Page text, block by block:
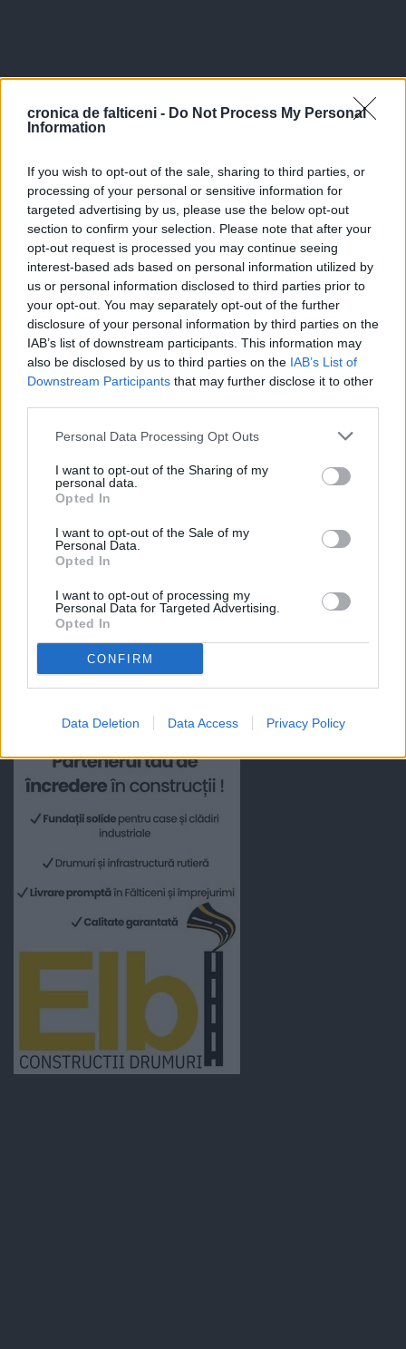
cronica de falticeni - Do Not Process My Personal
Information
If you wish to opt-out of the sale, sharing to third parties, or
processing of your personal or sensitive information for
targeted advertising by us, please use the below opt-out
section to confirm your selection. Please note that after your
opt-out request is processed you may continue seeing
interest-based ads based on personal information utilized by
us or personal information disclosed to third parties prior to
your opt-out. You may separately opt-out of the further
disclosure of your personal information by third parties on the
IAB’s list of downstream participants. This information may
also be disclosed by us to third parties on the IAB’s List of
Downstream Participants that may further disclose it to other
Personal Data Processing Opt Outs
I want to opt-out of the Sharing of my
personal data.
Opted In
I want to opt-out of the Sale of my
Personal Data.
Opted In
I want to opt-out of processing my
Personal Data for Targeted Advertising.
Opted In
CONFIRM
Data Deletion Data Access Privacy Policy